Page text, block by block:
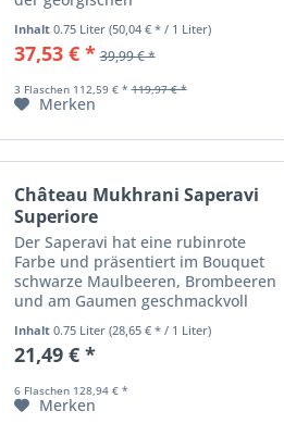
Anbauregion Kartlien. Sehr intensiv
mit Aromen roter Beeren und
feinen Gewürzen.
Inhalt 0.75 Liter (50,04 € * / 1 Liter)
37,53 € * 39,99 € *
3 Flaschen 112,59 € * 119,97 € *
Merken
Château Mukhrani Saperavi
Superiore
Der Saperavi hat eine rubinrote
Farbe und präsentiert im Bouquet
schwarze Maulbeeren, Brombeeren
und am Gaumen geschmackvoll
üppige Kirscharomen. Durch seine
weichen Tannine ist dieser rote
Georgier ein harmonischer und
Inhalt 0.75 Liter (28,65 € * / 1 Liter)
21,49 € *
6 Flaschen 128,94 € *
Merken